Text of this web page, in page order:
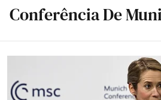
Conferência De